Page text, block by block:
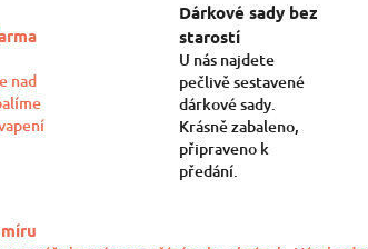
nad
Dárkové sady bez
starostí
U nás najdete
pečlivě sestavené
dárkové sady.
Krásně zabaleno,
připraveno k
předání.